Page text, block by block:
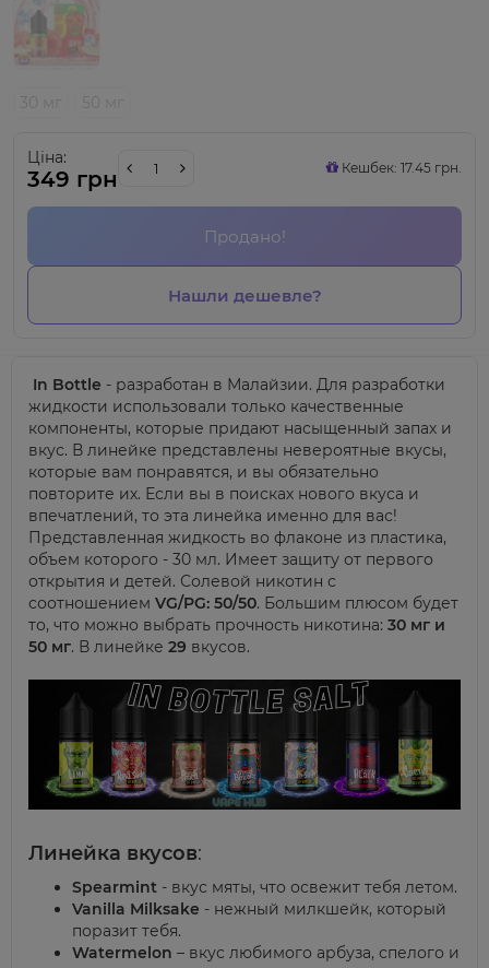
Ціна:
349 грн Кешбек: 17.45 грн.
Продано!
Нашли дешевле?
In Bottle - разработан в Малайзии. Для разработки
жидкости использовали только качественные
компоненты, которые придают насыщенный запах и
вкус. В линейке представлены невероятные вкусы,
которые вам понравятся, и вы обязательно
повторите их. Если вы в поисках нового вкуса и
впечатлений, то эта линейка именно для вас!
Представленная жидкость во флаконе из пластика,
объем которого - 30 мл. Имеет защиту от первого
открытия и детей. Солевой никотин с
соотношением VG/PG: 50/50. Большим плюсом будет
то, что можно выбрать прочность никотина: 30 мг и
50 мг. В линейке 29 вкусов.
Линейка вкусов:
Spearmint - вкус мяты, что освежит тебя летом.
Vanilla Milksake - нежный милкшейк, который
поразит тебя.
Watermelon – вкус любимого арбуза, спелого и